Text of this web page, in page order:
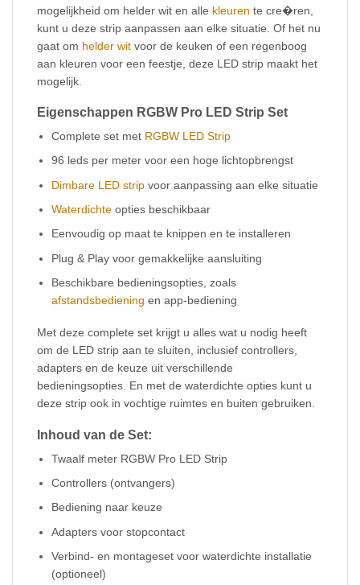
mogelijkheid om helder wit en alle kleuren te cre�ren,
kunt u deze strip aanpassen aan elke situatie. Of het nu
gaat om helder wit voor de keuken of een regenboog
aan kleuren voor een feestje, deze LED strip maakt het
mogelijk.
Eigenschappen RGBW Pro LED Strip Set
Complete set met RGBW LED Strip
96 leds per meter voor een hoge lichtopbrengst
Dimbare LED strip voor aanpassing aan elke situatie
Waterdichte opties beschikbaar
Eenvoudig op maat te knippen en te installeren
Plug & Play voor gemakkelijke aansluiting
Beschikbare bedieningsopties, zoals
afstandsbediening en app-bediening
Met deze complete set krijgt u alles wat u nodig heeft
om de LED strip aan te sluiten, inclusief controllers,
adapters en de keuze uit verschillende
bedieningsopties. En met de waterdichte opties kunt u
deze strip ook in vochtige ruimtes en buiten gebruiken.
Inhoud van de Set:
Twaalf meter RGBW Pro LED Strip
Controllers (ontvangers)
Bediening naar keuze
Adapters voor stopcontact
Verbind- en montageset voor waterdichte installatie
(optioneel)